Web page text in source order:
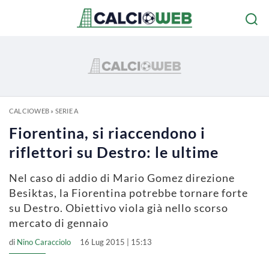
CALCIOWEB» SERIE A
Fiorentina, si riaccendono i
riflettori su Destro: le ultime
Nel caso di addio di Mario Gomez direzione
Besiktas, la Fiorentina potrebbe tornare forte
su Destro. Obiettivo viola già nello scorso
mercato di gennaio
di Nino Caracciolo 16 Lug 2015 | 15:13